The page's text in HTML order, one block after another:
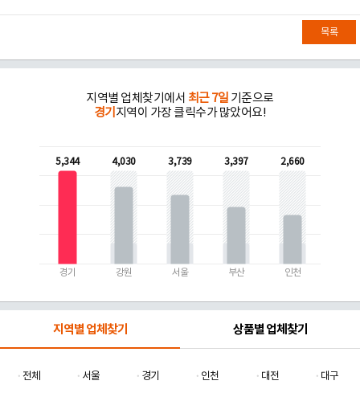
목록
지역별 업체찾기에서 최근 7일 기준으로
경기 지역이 가장 클릭수가 많았어요!
5,344
경기
4,030
강원
3,739
서울
3,397
부산
2,660
인천
지역별 업체찾기 상품별 업체찾기
전체 서울 경기 인천 대전
대구